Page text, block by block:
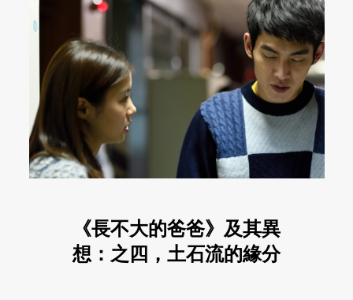
《長不大的爸爸》及其異
想：之四，土石流的緣分